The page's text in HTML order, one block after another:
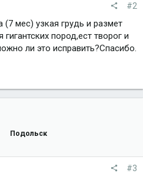
#2
(7 мес) узкая грудь и размет
пород,ест творог и
ли это исправить?Спасибо.
Подольск
#3